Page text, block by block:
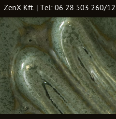
ZenX Kft. Tel: 06 28 503 260/